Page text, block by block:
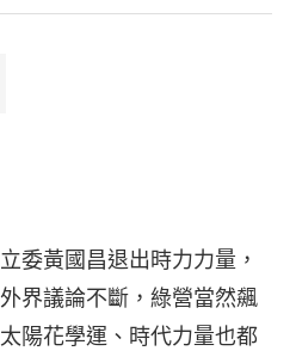
民眾黨
委黃國昌退出時力力量，
界議論不斷，綠營當然飆
陽花學運、時代力量也都